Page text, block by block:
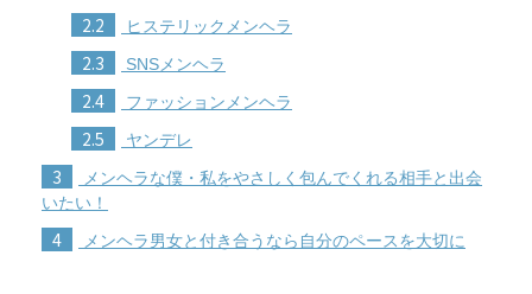
2.2 ヒステリックメンヘラ
2.3 SNSメンヘラ
2.4 ファッションメンヘラ
2.5 ヤンデレ
3
メンヘラな僕・私をやさしく包んでくれる相手と出会
いたい！
4 メンヘラ男女と付き合うなら自分のペースを大切に